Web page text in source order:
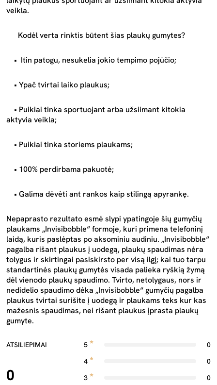
veikla.
Kodėl verta rinktis būtent šias plaukų gumytes?
• Itin patogu, nesukelia jokio tempimo pojūčio;
• Ypač tvirtai laiko plaukus;
• Puikiai tinka sportuojant arba užsiimant kitokia
aktyvia veikla;
• Puikiai tinka storiems plaukams;
• 100% perdirbama pakuotė;
• Galima dėvėti ant rankos kaip stilingą apyrankę.
Nepaprasto rezultato esmė slypi ypatingoje šių gumyčių
plaukams „Invisibobble“ formoje, kuri primena telefoninį
laidą, kuris paslėptas po aksominiu audiniu. „Invisibobble“
pagalba rišant plaukus į uodegą, plaukų spaudimas nėra
tolygus ir skirtingai pasiskirsto per visą ilgį; kai tuo tarpu
standartinės plaukų gumytės visada palieka ryškią žymą
dėl vienodo plaukų spaudimo. Tvirto, netolygaus, nors ir
nedidelio spaudimo dėka „Invisibobble“ gumyčių pagalba
plaukus tvirtai surišite į uodegą ir plaukams teks kur kas
mažesnis spaudimas, nei rišant plaukus įprasta plaukų
gumyte.
ATSILIEPIMAI
0
5
0
4
0
3
0